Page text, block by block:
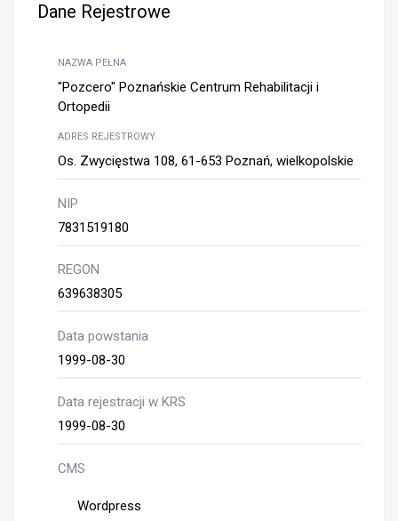
Dane Rejestrowe
NAZWA PEŁNA
"Pozcero" Poznańskie Centrum Rehabilitacji i
Ortopedii
ADRES REJESTROWY
Os. Zwycięstwa 108, 61-653 Poznań, wielkopolskie
NIP
7831519180
REGON
639638305
Data powstania
1999-08-30
Data rejestracji w KRS
1999-08-30
CMS
Wordpress